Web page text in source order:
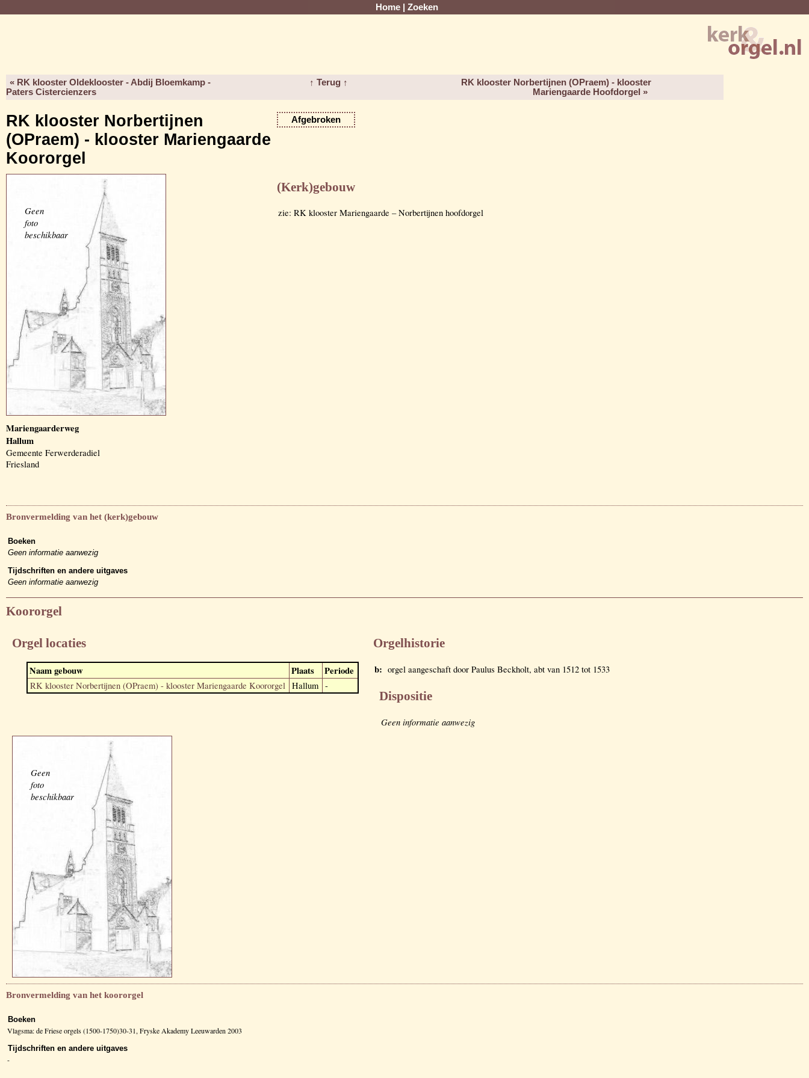
Home Zoeken
« RK klooster Oldeklooster - Abdij Bloemkamp -
Paters Cistercienzers
↑ Terug ↑
RK klooster Norbertijnen (OPraem) - klooster
Mariengaarde Hoofdorgel »
RK klooster Norbertijnen
(OPraem) - klooster Mariengaarde
Koororgel
Afgebroken
Geen
foto
beschikbaar
Mariengaarderweg
Hallum
Gemeente Ferwerderadiel
Friesland
(Kerk)gebouw
zie: RK klooster Mariengaarde – Norbertijnen hoofdorgel
Bronvermelding van het (kerk)gebouw
Boeken
Geen informatie aanwezig
Tijdschriften en andere uitgaves
Geen informatie aanwezig
Koororgel
Orgel locaties
Naam gebouw Plaats Periode
RK klooster Norbertijnen (OPraem) - klooster Mariengaarde Koororgel Hallum -
Orgelhistorie
b: orgel aangeschaft door Paulus Beckholt, abt van 1512 tot 1533
Dispositie
Geen informatie aanwezig
Geen
foto
beschikbaar
Bronvermelding van het koororgel
Boeken
Vlagsma: de Friese orgels (1500-1750)30-31, Fryske Akademy Leeuwarden 2003
Tijdschriften en andere uitgaves
-